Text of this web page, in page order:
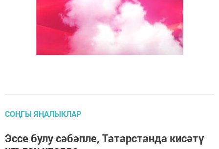
СОҢГЫ ЯҢАЛЫКЛАР
Эссе булу сәбәпле, Татарстанда кисәтү